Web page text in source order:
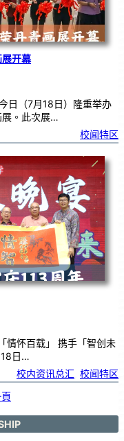
展开幕
日（7月18日）隆重举办
展。此次展…
校闻特区
情怀百载」 携手「智创未
18日…
校内资讯总汇 校闻特区